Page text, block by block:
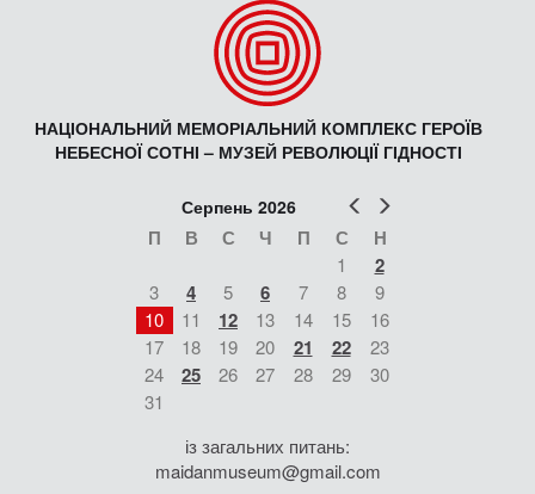
НАЦІОНАЛЬНИЙ МЕМОРІАЛЬНИЙ КОМПЛЕКС ГЕРОЇВ
НЕБЕСНОЇ СОТНІ – МУЗЕЙ РЕВОЛЮЦІЇ ГІДНОСТІ
Попер
Серпень 2026
П В С Ч П С Н
1 2
3 4 5 6 7 8
9
10
11 12 13 14 15
16
17
18 19 20 21 22
23
24
25 26 27 28 29
30
31
із загальних питань:
maidanmuseum@gmail.com